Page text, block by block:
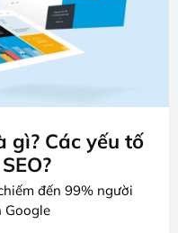
gì? Các yếu tố
đến 99% người
Google